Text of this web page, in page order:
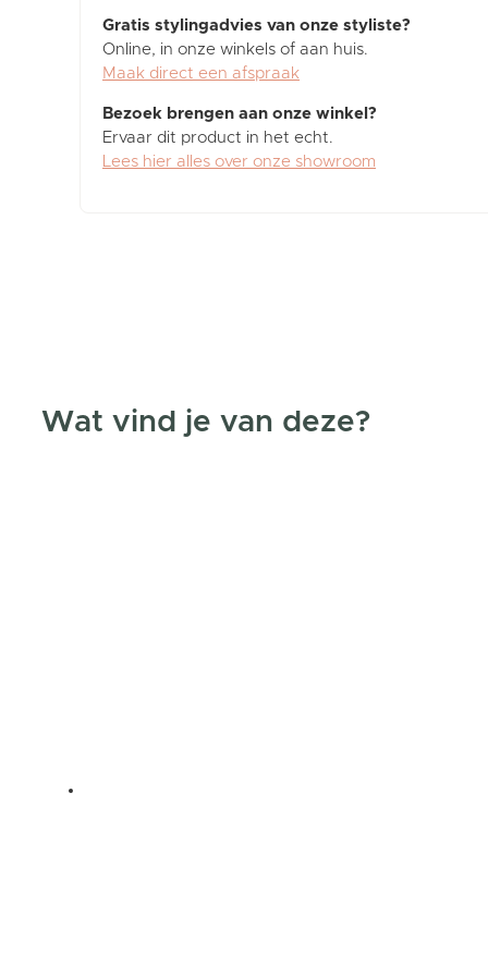
Gratis stylingadvies van onze styliste?
Online, in onze winkels of aan huis.
Maak direct een afspraak
Bezoek brengen aan onze winkel?
Ervaar dit product in het echt.
Lees hier alles over onze showroom
Wat vind je van deze?